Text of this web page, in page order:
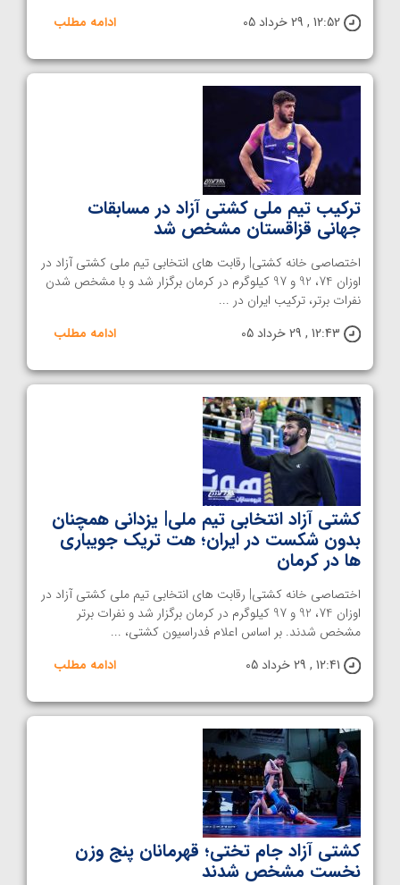
12:52 , 29 خرداد 05
ادامه مطلب
ترکیب تیم ملی کشتی آزاد در مسابقات
جهانی قزاقستان مشخص شد
اختصاصی خانه کشتی| رقابت های انتخابی تیم ملی کشتی آزاد در
اوزان 74، 92 و 97 کیلوگرم در کرمان برگزار شد و با مشخص شدن
نفرات برتر، ترکیب ایران در ...
12:43 , 29 خرداد 05
ادامه مطلب
کشتی آزاد انتخابی تیم ملی| یزدانی همچنان
بدون شکست در ایران؛ هت تریک جویباری
ها در کرمان
اختصاصی خانه کشتی| رقابت های انتخابی تیم ملی کشتی آزاد در
اوزان 74، 92 و 97 کیلوگرم در کرمان برگزار شد و نفرات برتر
مشخص شدند. بر اساس اعلام فدراسیون کشتی، ...
12:41 , 29 خرداد 05
ادامه مطلب
کشتی آزاد جام تختی؛ قهرمانان پنج وزن
نخست مشخص شدند